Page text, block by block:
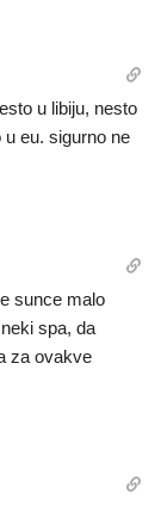
u libiju, nesto
eu. sigurno ne
sunce malo
spa, da
za ovakve